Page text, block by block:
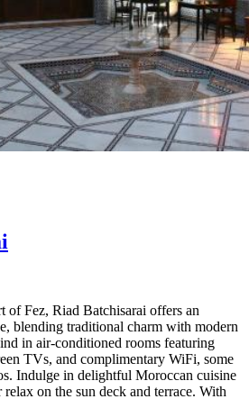
of Fez, Riad Batchisarai offers an
blending traditional charm with modern
in air-conditioned rooms featuring
TVs, and complimentary WiFi, some
Indulge in delightful Moroccan cuisine
relax on the sun deck and terrace. With